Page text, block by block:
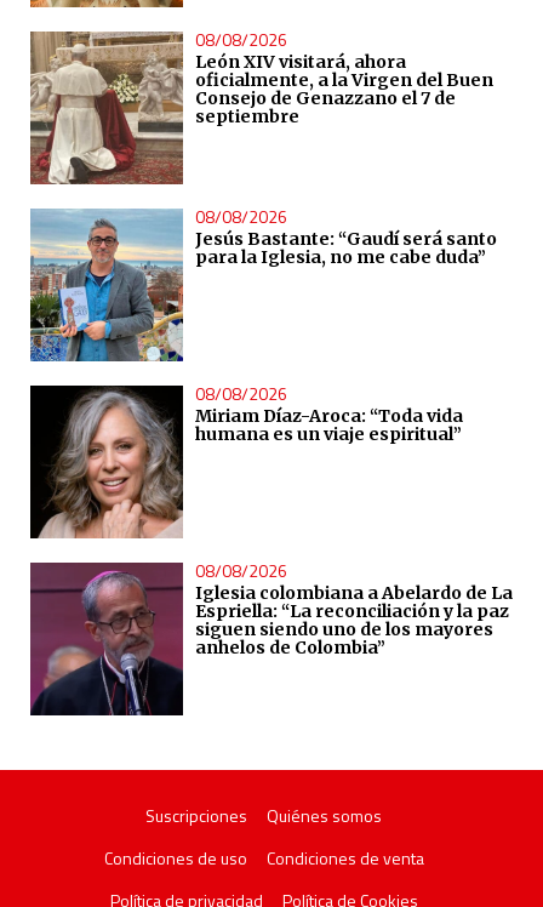
08/08/2026
León XIV visitará, ahora
oficialmente, a la Virgen del Buen
Consejo de Genazzano el 7 de
septiembre
08/08/2026
Jesús Bastante: “Gaudí será santo
para la Iglesia, no me cabe duda”
08/08/2026
Miriam Díaz-Aroca: “Toda vida
humana es un viaje espiritual”
08/08/2026
Iglesia colombiana a Abelardo de La
Espriella: “La reconciliación y la paz
siguen siendo uno de los mayores
anhelos de Colombia”
Suscripciones
Quiénes somos
Condiciones de uso
Condiciones de venta
Política de privacidad
Política de Cookies